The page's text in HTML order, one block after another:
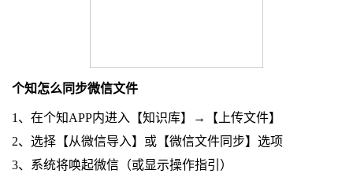
个知怎么同步微信文件
1、在个知APP内进入【知识库】→【上传文件】
2、选择【从微信导入】或【微信文件同步】选项
3、系统将唤起微信（或显示操作指引）